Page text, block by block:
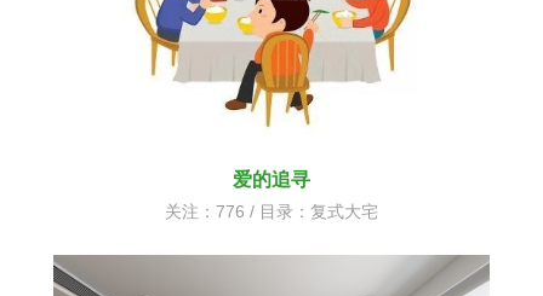
爱的追寻
关注：776 / 目录： 复式大宅